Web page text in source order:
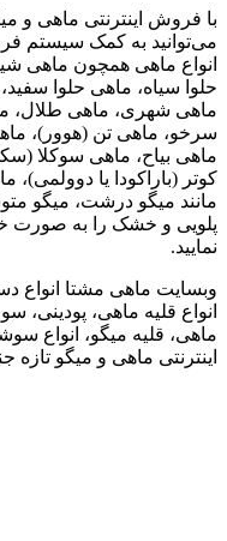
با فروش اینترنتی ماهی و
می‌توانید به کمک سیستم
انواع ماهی همچون ماهی
حلوا سیاه، ماهی حلوا
ماهی شهری، ماهی طلال،
سرخو، ماهی تن (هوور)،
ماهی بیاح، ماهی سوکلا
کوتر (باراکودا یا دوولمی)،
مانند میگو درشت، میگو
پلویی و خشک را به صورت
نمایید.
وبسایت ماهی مشتا انواع
انواع قلیه ماهی، پودینی،
ماهی، قلیه میگو، انواع
اینترنتی ماهی و میگو تازه